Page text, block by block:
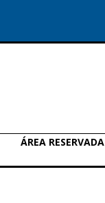
ÁREA RESERVADA